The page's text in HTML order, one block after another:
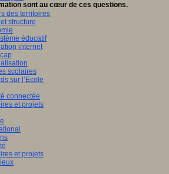
des territoires
structure
éducatif
internet
scolaires
sur l’Ecole
connectée
et projets
et projets
sont au cœur de ces questions.